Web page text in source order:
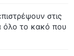
στις
όλο το κακό που